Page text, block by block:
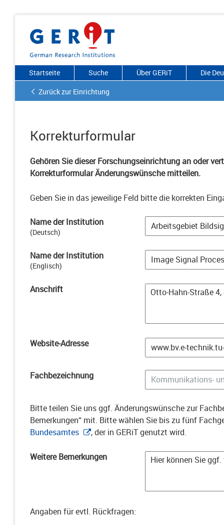
Startseite Suche Über GERiT
Die
Zurück zur Einrichtung
Korrekturformular
Gehören Sie dieser Forschungseinrichtung an oder
Korrekturformular Änderungswünsche mitteilen.
Geben Sie in das jeweilige Feld bitte die korrekten
Name der Institution
(Deutsch)
Name der Institution
(Englisch)
Anschrift
Website-Adresse
Fachbezeichnung
Bitte teilen Sie uns ggf. Änderungswünsche zur
Bemerkungen“ mit. Bitte wählen Sie bis zu fünf
Bundesamtes
, der in GERiT genutzt wird.
Weitere Bemerkungen
Angaben für evtl. Rückfragen: